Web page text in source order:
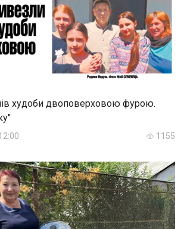
худоби двоповерховою фурою.
1155